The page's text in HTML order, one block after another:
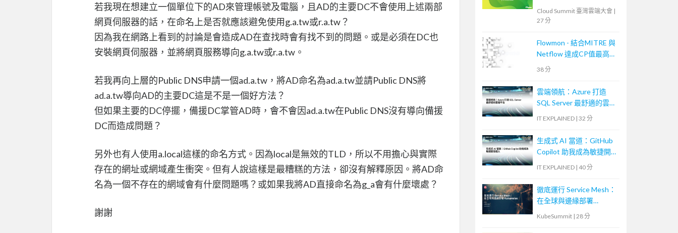
若我現在想建立一個單位下的AD來管理帳號及電腦，且AD的主要DC不會使用上述兩部
網頁伺服器的話，在命名上是否就應該避免使用g.a.tw或r.a.tw？
因為我在網路上看到的討論是會造成AD在查找時會有找不到的問題。或是必須在DC也
安裝網頁伺服器，並將網頁服務導向g.a.tw或r.a.tw。
若我再向上層的Public DNS申請一個ad.a.tw，將AD命名為ad.a.tw並請Public DNS將
ad.a.tw導向AD的主要DC這是不是一個好方法？
但如果主要的DC停擺，備援DC掌管AD時，會不會因ad.a.tw在Public DNS沒有導向備援
DC而造成問題？
另外也有人使用a.local這樣的命名方式。因為local是無效的TLD，所以不用擔心與實際
存在的網址或網域產生衝突。但有人說這樣是最糟糕的方法，卻沒有解釋原因。將AD命
名為一個不存在的網域會有什麼問題嗎？或如果我將AD直接命名為g_a會有什麼壞處？
謝謝
Cloud Summit 臺灣雲端大會 |
27 分
Flowmon - 結合MITRE 與
Netflow 達成CP值最高的
資安事件應變手段
38 分
雲端領航：Azure 打造
SQL Server 最舒適的雲端
IT EXPLAINED | 32 分
生成式 AI 當道：GitHub
Copilot 助我成為敏捷開
IT EXPLAINED | 40 分
徹底運行 Service Mesh：
在全球與邊緣部署
KubeSummit | 28 分